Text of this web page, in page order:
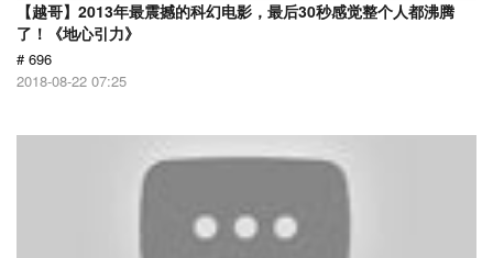
【越哥】2013年最震撼的科幻电影，最后30秒感觉整个人都沸腾
了！《地心引力》
# 696
2018-08-22 07:25